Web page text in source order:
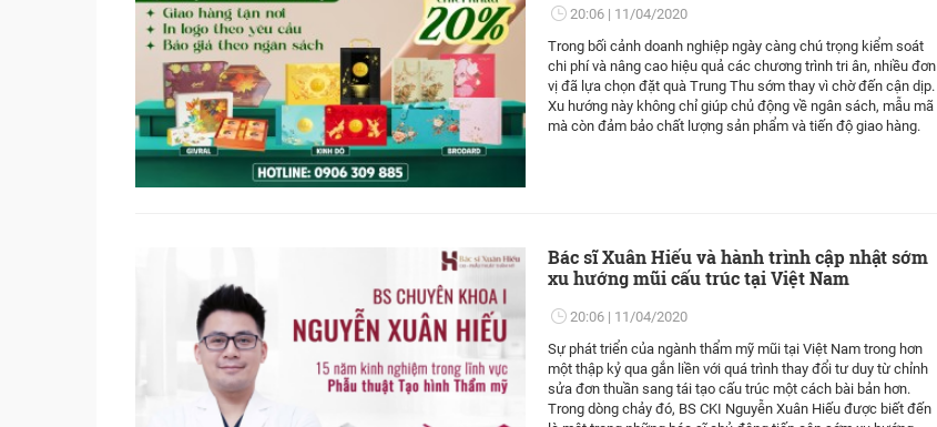
20:06
11/04/2020
Trong bối cảnh doanh nghiệp ngày càng chú trọng kiểm soát
chi phí và nâng cao hiệu quả các chương trình tri ân, nhiều đơn
vị đã lựa chọn đặt quà Trung Thu sớm thay vì chờ đến cận dịp.
Xu hướng này không chỉ giúp chủ động về ngân sách, mẫu mã
mà còn đảm bảo chất lượng sản phẩm và tiến độ giao hàng.
Bác sĩ Xuân Hiếu và hành trình cập nhật sớm
xu hướng mũi cấu trúc tại Việt Nam
20:06
11/04/2020
Sự phát triển của ngành thẩm mỹ mũi tại Việt Nam trong hơn
một thập kỷ qua gắn liền với quá trình thay đổi tư duy từ chỉnh
sửa đơn thuần sang tái tạo cấu trúc một cách bài bản hơn.
Trong dòng chảy đó, BS CKI Nguyễn Xuân Hiếu được biết đến